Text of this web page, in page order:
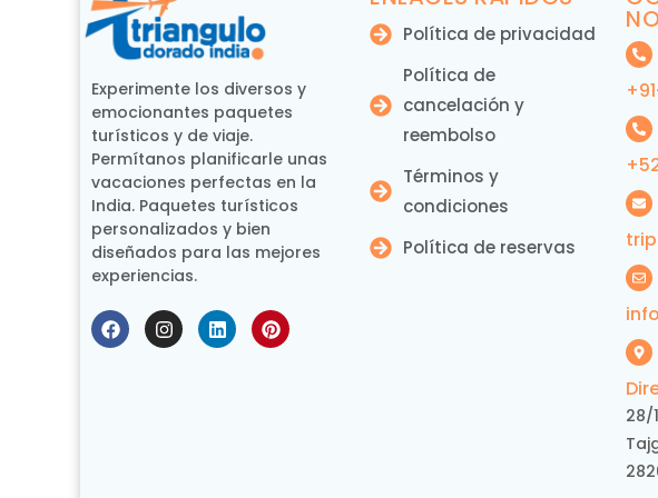
Experimente los diversos y
emocionantes paquetes
turísticos y de viaje.
Permítanos planificarle unas
vacaciones perfectas en la
India. Paquetes turísticos
personalizados y bien
diseñados para las mejores
experiencias.
Política de privacidad
Política de
cancelación y
reembolso
Términos y
condiciones
Política de reservas
28/